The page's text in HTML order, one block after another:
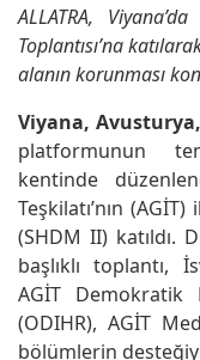
ALLATRA,
Toplantısı’na
alanın korunması
Viyana, Avusturya,
platformunun
kentinde
Teşkilatı’nın
(SHDM II) katıldı.
başlıklı toplantı,
AGİT Demokratik
(ODIHR), AGİT
bölümlerin